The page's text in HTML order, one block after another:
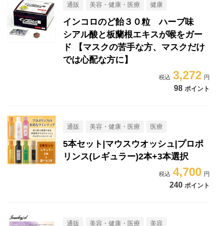
通販 美容・健康・医療 健康
インコロのど飴３０粒 ハーブ味
シアル酸と板蘭根エキスが喉をガー
ド 【マスクの苦手な方、マスクだけ
では心配な方に】
3,272
98 ポイント
通販 美容・健康・医療 医療
5本セット|マウスウオッシュ|プロポ
リンス(レギュラー)2本+3本選択
4,700
240 ポイント
通販 美容・健康・医療 美容